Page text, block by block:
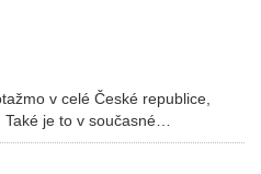
v celé České republice,
je to v současné…